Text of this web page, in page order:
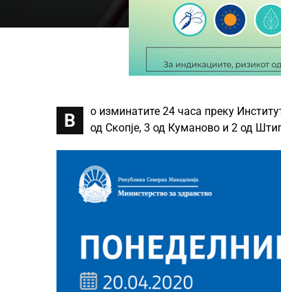
В
о изминатите 24 часа преку
од Скопје, 3 од Куманово и 2 од